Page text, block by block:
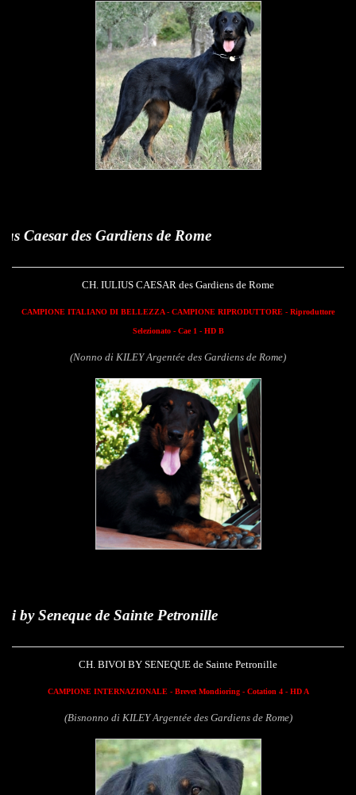
Gardiens de Rome
CH. IULIUS CAESAR des Gardiens de Rome
CAMPIONE ITALIANO DI BELLEZZA - CAMPIONE RIPRODUTTORE - Riproduttore
Selezionato - Cae 1 - HD B
(Nonno di KILEY Argentée des Gardiens de Rome)
de Sainte Petronille
CH. BIVOI BY SENEQUE de Sainte Petronille
CAMPIONE INTERNAZIONALE - Brevet Mondioring - Cotation 4 - HD A
(Bisnonno di KILEY Argentée des Gardiens de Rome)